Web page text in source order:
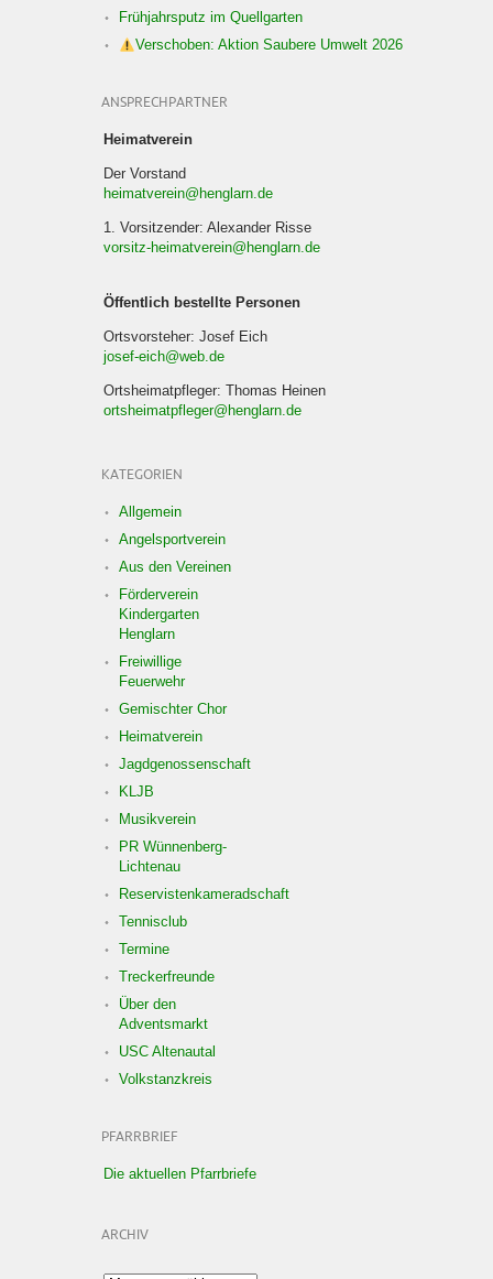
Frühjahrsputz im Quellgarten
Verschoben: Aktion Saubere Umwelt 2026
ANSPRECHPARTNER
Heimatverein
Der Vorstand
heimatverein@henglarn.de
1. Vorsitzender: Alexander Risse
vorsitz-heimatverein@henglarn.de
Öffentlich bestellte Personen
Ortsvorsteher: Josef Eich
josef-eich@web.de
Ortsheimatpfleger: Thomas Heinen
ortsheimatpfleger@henglarn.de
KATEGORIEN
Allgemein
Angelsportverein
Aus den Vereinen
Förderverein
Kindergarten
Henglarn
Freiwillige
Feuerwehr
Gemischter Chor
Heimatverein
Jagdgenossenschaft
KLJB
Musikverein
PR Wünnenberg-
Lichtenau
Reservistenkameradschaft
Tennisclub
Termine
Treckerfreunde
Über den
Adventsmarkt
USC Altenautal
Volkstanzkreis
PFARRBRIEF
Die aktuellen Pfarrbriefe
ARCHIV
Archiv